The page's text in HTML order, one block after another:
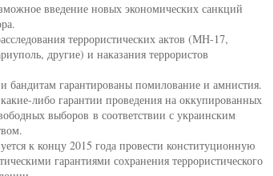
введение новых экономических санкций
террористических актов (МН-17,
другие) и наказания террористов
бандитам гарантированы помилование и амнистия.
либо гарантии проведения на оккупированных
выборов в соответствии с украинским
к концу 2015 года провести конституционную
гарантиями сохранения террористического